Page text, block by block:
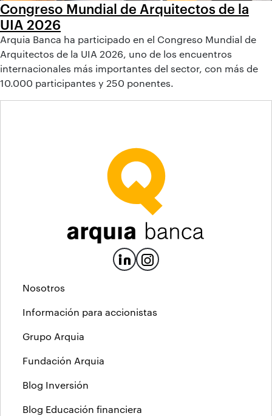
Congreso Mundial de Arquitectos de la
UIA 2026
Arquia Banca ha participado en el Congreso Mundial de
Arquitectos de la UIA 2026, uno de los encuentros
internacionales más importantes del sector, con más de
10.000 participantes y 250 ponentes.
Nosotros
Información para accionistas
Grupo Arquia
Fundación Arquia
Blog Inversión
Blog Educación financiera